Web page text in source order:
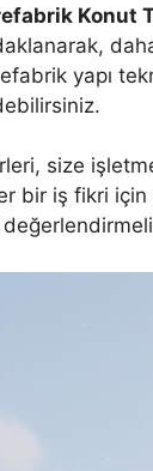
Konut
yapı
size
bir iş fikri için